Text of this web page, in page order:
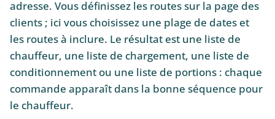
adresse. Vous définissez les routes sur la page des
clients ; ici vous choisissez une plage de dates et
les routes à inclure. Le résultat est une liste de
chauffeur, une liste de chargement, une liste de
conditionnement ou une liste de portions : chaque
commande apparaît dans la bonne séquence pour
le chauffeur.